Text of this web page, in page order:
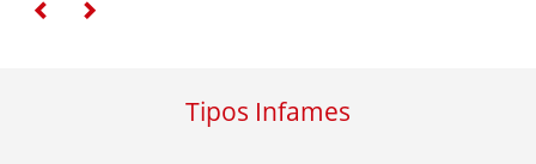
Tipos Infames